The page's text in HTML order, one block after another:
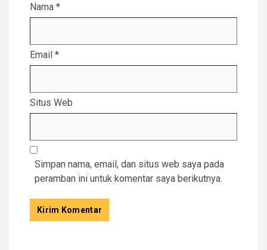
Nama *
Email *
Situs Web
Simpan nama, email, dan situs web saya pada
peramban ini untuk komentar saya berikutnya.